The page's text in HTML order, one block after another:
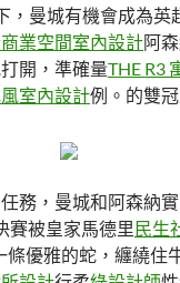
，曼城有機會成為英
商業空間室內設計阿
開，準確量THE R3
室內設計例。的雙冠
務，曼城和阿森納
賽被皇家馬德里民生
條優雅的蛇，纏繞住